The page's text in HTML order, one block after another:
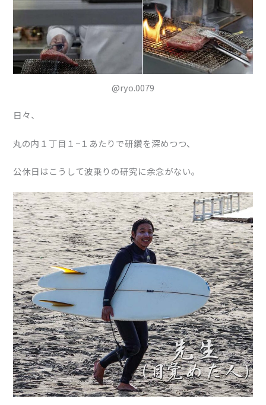
@ryo.0079
日々、
丸の内１丁目１−１あたりで研鑽を深めつつ、
公休日はこうして波乗りの研究に余念がない。